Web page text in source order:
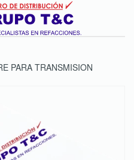
PARA TRANSMISION